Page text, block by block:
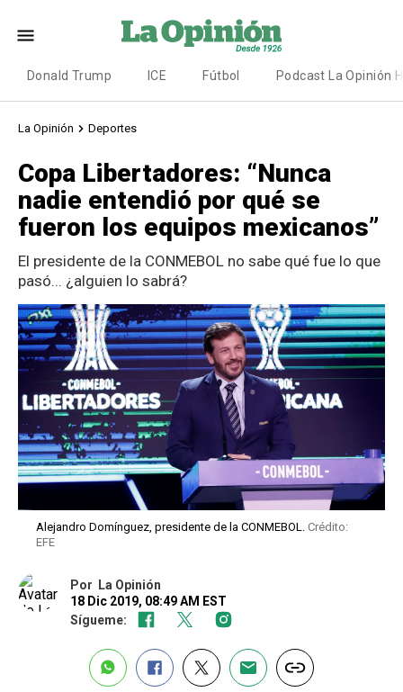
Donald Trump ICE Fútbol Podcast La Opinión
La Opinión Deportes
Copa Libertadores: “Nunca
nadie entendió por qué se
fueron los equipos mexicanos”
El presidente de la CONMEBOL no sabe qué fue lo que
pasó... ¿alguien lo sabrá?
Alejandro Domínguez, presidente de la CONMEBOL. Crédito:
EFE
Por
La Opinión
18 Dic 2019, 08:49 AM EST
Sígueme: